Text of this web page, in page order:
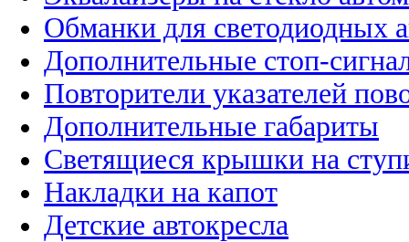
Обманки для светодиодных
Дополнительные стоп-
Повторители указателей
Дополнительные габариты
Светящиеся крышки на
Накладки на капот
Детские автокресла